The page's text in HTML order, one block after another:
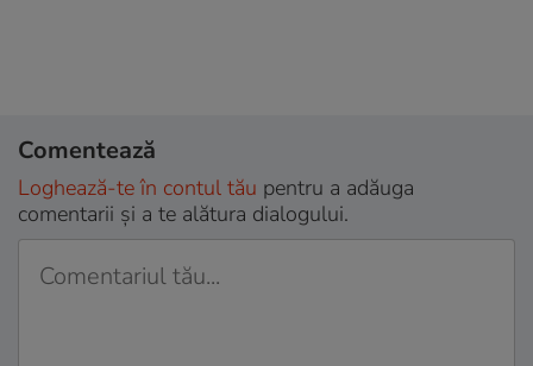
Comentează
Loghează-te în contul tău pentru a adăuga
comentarii și a te alătura dialogului.